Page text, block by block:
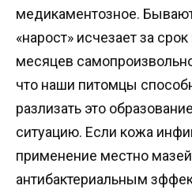
медикаментозное.
«нарост» исчезает за
месяцев
что наши питомцы
разлизать это
ситуацию. Если кожа
применение местно
антибактериальным